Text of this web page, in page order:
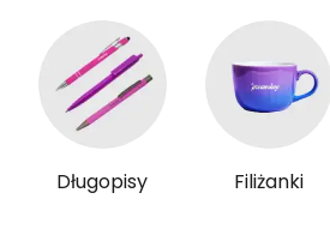
Długopisy Filiżanki